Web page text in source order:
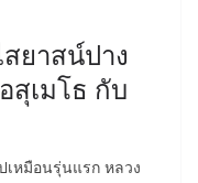
ยาสน์ปาง
สุเมโธ กับ
หมือนรุ่นแรก หลวง